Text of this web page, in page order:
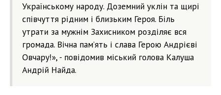
Українському народу. Доземний уклін та щирі
співчуття рідним і близьким Героя. Біль
утрати за мужнім Захисником розділяє вся
громада. Вічна пам’ять і слава Герою Андрієві
Овчару!», - повідомив міський голова Калуша
Андрій Найда.